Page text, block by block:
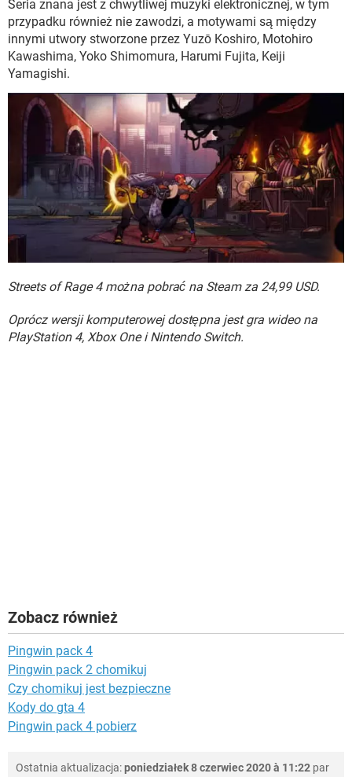
Seria znana jest z chwytliwej muzyki elektronicznej, w tym
przypadku również nie zawodzi, a motywami są między
innymi utwory stworzone przez Yuzō Koshiro, Motohiro
Kawashima, Yoko Shimomura, Harumi Fujita, Keiji
Yamagishi.
Streets of Rage 4 można pobrać na Steam za 24,99 USD.
Oprócz wersji komputerowej dostępna jest gra wideo na
PlayStation 4, Xbox One i Nintendo Switch.
Zobacz również
Pingwin pack 4
Pingwin pack 2 chomikuj
Czy chomikuj jest bezpieczne
Kody do gta 4
Pingwin pack 4 pobierz
Ostatnia aktualizacja:poniedziałek 8 czerwiec 2020 à 11:22 par